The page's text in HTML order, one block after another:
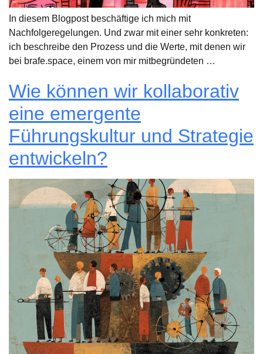
In diesem Blogpost beschäftige ich mich mit
Nachfolgeregelungen. Und zwar mit einer sehr konkreten:
ich beschreibe den Prozess und die Werte, mit denen wir
bei brafe.space, einem von mir mitbegründeten …
Wie können wir kollaborativ
eine emergente
Führungskultur und Strategie
entwickeln?